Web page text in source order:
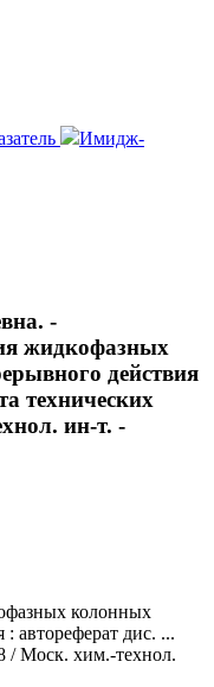
Имидж-
-
жидкофазных
действия
технических
ин-т. -
колонных
автореферат дис. ...
/ Моск. хим.-технол.